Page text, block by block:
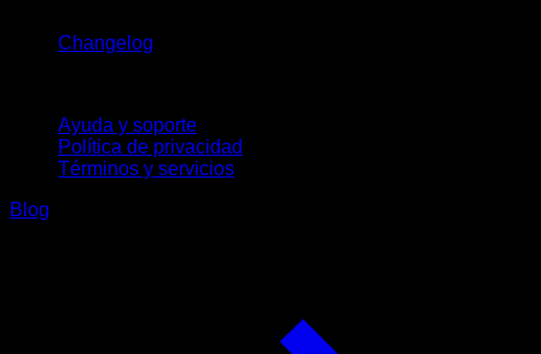
Changelog
Ayuda y soporte
Política de privacidad
Términos y servicios
Blog